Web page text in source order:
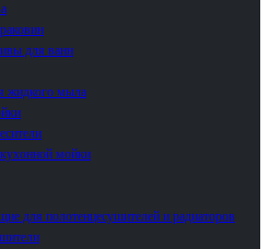
для ванн
жидкого мыла
мойки
для полотенцесушителей и радиаторов